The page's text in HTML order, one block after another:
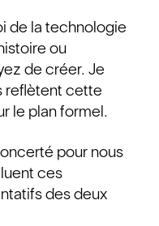
de la technologie
ou
de créer. Je
reflètent cette
le plan formel.
pour nous
ces
des deux